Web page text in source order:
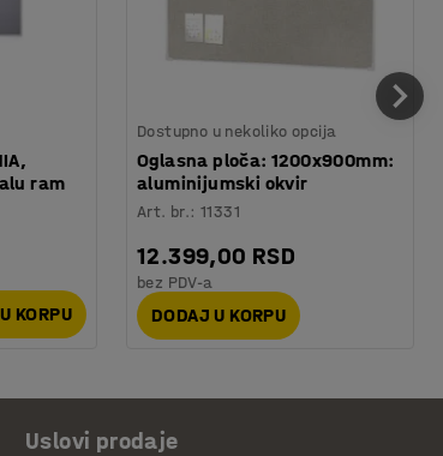
ram
KORPU
Dostupno u nekoliko opcija
Oglasna ploča: 1200x900mm:
aluminijumski okvir
Art. br.:11331
12.399,00 RSD
bez PDV-a
DODAJ U KORPU
Uslovi prodaje